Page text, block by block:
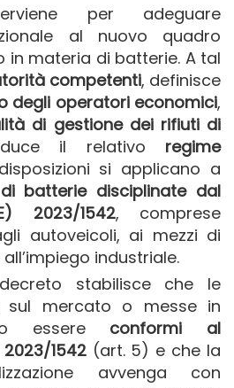
per adeguare
al nuovo quadro
in materia di batterie. A tal
competenti, definisce
degli operatori economici,
di gestione dei rifiuti di
il relativo regime
si applicano a
batterie disciplinate dal
2023/1542, comprese
autoveicoli, ai mezzi di
industriale.
stabilisce che le
sul mercato o messe in
essere conformi al
1542(art. 5) e che la
avvenga con